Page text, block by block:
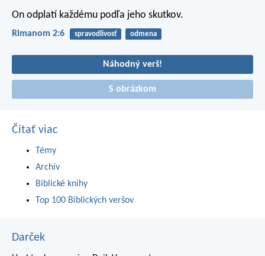
On odplatí každému podľa jeho skutkov.
Rimanom 2:6 spravodlivosť odmena
Náhodný verš!
S obrázkom
Čítať viac
Témy
Archív
Biblické knihy
Top 100 Biblických veršov
Darček